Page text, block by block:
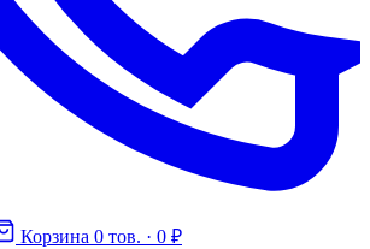
Корзина 0 тов. · 0 ₽